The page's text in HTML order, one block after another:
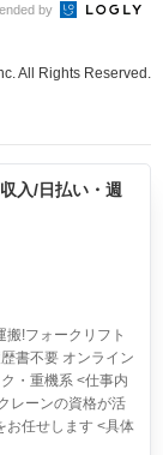
by
All Rights Reserved.
入/日払い・週
搬!フォークリフト
書不要 オンライン
・重機系 <仕事内
レーンの資格が活
お任せします <具体